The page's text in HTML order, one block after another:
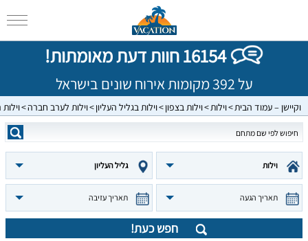
16154 חוות דעת מאומתות!
על 392 מקומות אירוח שונים בישראל
וקיישן – עמוד הבית וילות וילות בצפון וילות בגליל העליון וילות לערב חברה
וילות גליל העליון
תאריך הגעה תאריך עזיבה
חפש כעת!